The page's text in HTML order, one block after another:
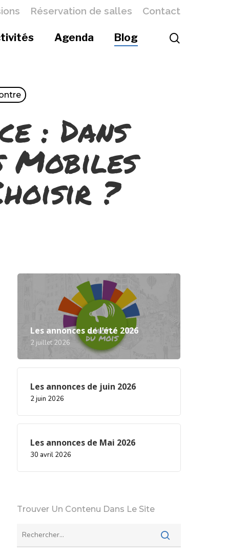
Réservation de salles Contact
Agenda Blog
: Dans
Mobiles
?
Les annonces de l’été 2026
2 juillet 2026
Les annonces de juin 2026
2 juin 2026
Les annonces de Mai 2026
30 avril 2026
Trouver Un Contenu Dans Le Site